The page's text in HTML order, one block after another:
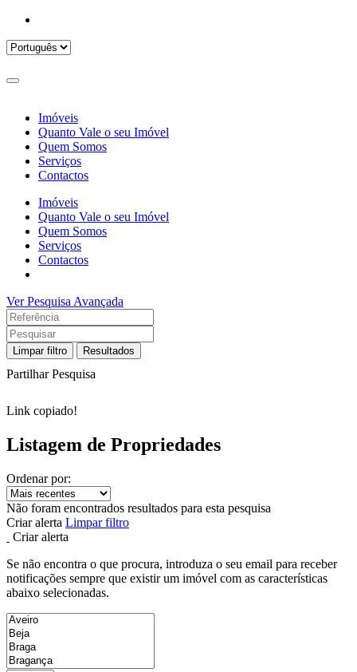
Imóveis
Quanto Vale o seu Imóvel
Quem Somos
Serviços
Contactos
Imóveis
Quanto Vale o seu Imóvel
Quem Somos
Serviços
Contactos
Ver Pesquisa Avançada
Limpar filtro Resultados
Partilhar Pesquisa
Link copiado!
Listagem de Propriedades
Ordenar por:
Não foram encontrados resultados para esta pesquisa
Criar alerta Limpar filtro
Criar alerta
Se não encontra o que procura, introduza o seu email para receber
notificações sempre que existir um imóvel com as características
abaixo selecionadas.